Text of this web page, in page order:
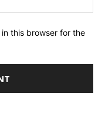
this browser for the